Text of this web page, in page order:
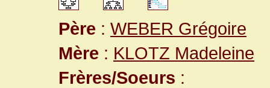
Père : WEBER Grégoire
Mère : KLOTZ Madeleine
Frères/Soeurs :